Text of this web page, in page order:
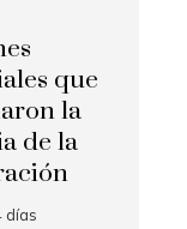
que
la
de la
días